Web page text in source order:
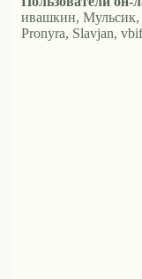
ивашкин, Мульсик,
Pronyra, Slavjan,